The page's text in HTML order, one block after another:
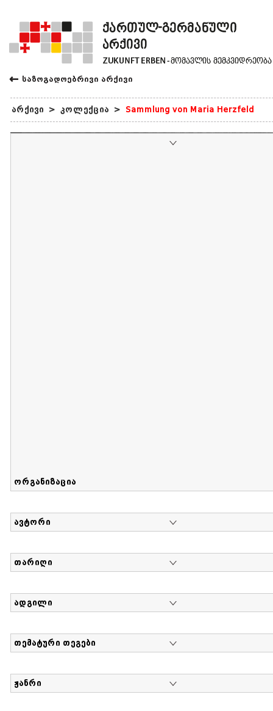
← საზოგადოებრივი არქივი
არქივი > კოლექცია > Sammlung von Maria Herzfeld
ორგანიზაცია
ავტორი
თარიღი
ადგილი
თემატური თეგები
ჟანრი